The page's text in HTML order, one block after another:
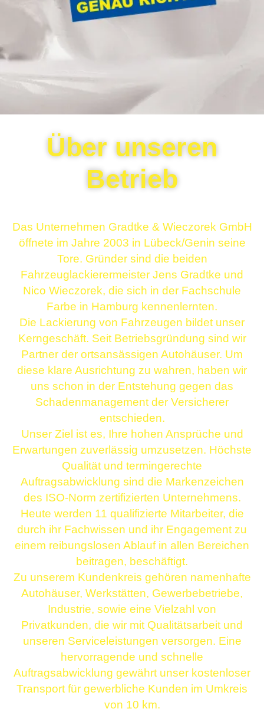
Über unseren
Betrieb
Das Unternehmen Gradtke & Wieczorek GmbH
öffnete im Jahre 2003 in Lübeck/Genin seine
Tore. Gründer sind die beiden
Fahrzeuglackierermeister Jens Gradtke und
Nico Wieczorek, die sich in der Fachschule
Farbe in Hamburg kennenlernten.
Die Lackierung von Fahrzeugen bildet unser
Kerngeschäft. Seit Betriebsgründung sind wir
Partner der ortsansässigen Autohäuser. Um
diese klare Ausrichtung zu wahren, haben wir
uns schon in der Entstehung gegen das
Schadenmanagement der Versicherer
entschieden.
Unser Ziel ist es, Ihre hohen Ansprüche und
Erwartungen zuverlässig umzusetzen. Höchste
Qualität und termingerechte
Auftragsabwicklung sind die Markenzeichen
des ISO-Norm zertifizierten Unternehmens.
Heute werden 11 qualifizierte Mitarbeiter, die
durch ihr Fachwissen und ihr Engagement zu
einem reibungslosen Ablauf in allen Bereichen
beitragen, beschäftigt.
Zu unserem Kundenkreis gehören namenhafte
Autohäuser, Werkstätten, Gewerbebetriebe,
Industrie, sowie eine Vielzahl von
Privatkunden, die wir mit Qualitätsarbeit und
unseren Serviceleistungen versorgen. Eine
hervorragende und schnelle
Auftragsabwicklung gewährt unser kostenloser
Transport für gewerbliche Kunden im Umkreis
von 10 km.